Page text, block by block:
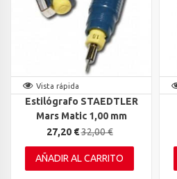
Vista rápida
Estilógrafo STAEDTLER
Mars Matic 1,00 mm
27,20 €32,00 €
AÑADIR AL CARRITO